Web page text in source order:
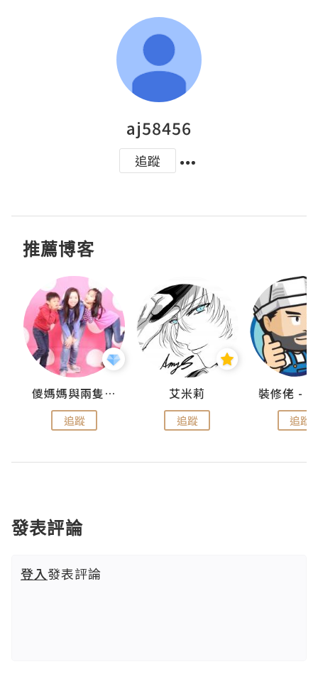
aj58456
追蹤
推薦博客
儍媽媽與兩隻小魔怪之家
追蹤
艾米莉
追蹤 追蹤
發表評論
登入發表評論